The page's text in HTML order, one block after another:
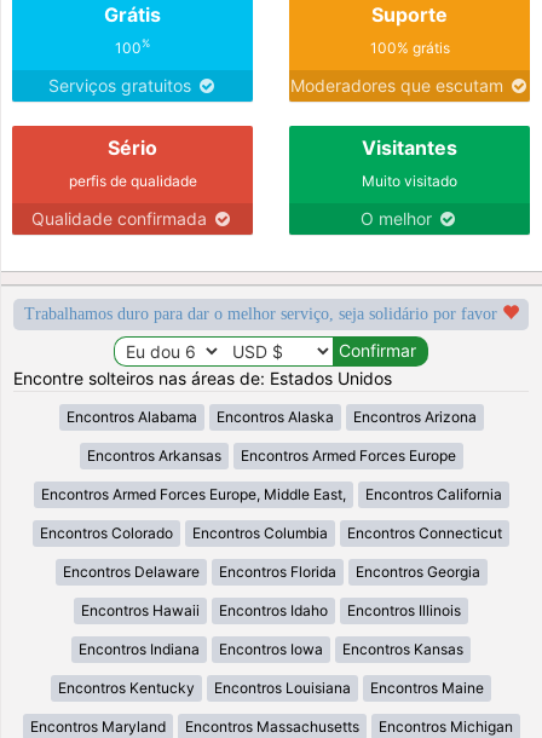
Grátis
100%
Serviços gratuitos
Suporte
100% grátis
Moderadores que escutam
Sério
perfis de qualidade
Qualidade confirmada
Visitantes
Muito visitado
O melhor
Trabalhamos duro para dar o melhor serviço, seja solidário por favor
Encontre solteiros nas áreas de: Estados Unidos
Encontros Alabama Encontros Alaska Encontros Arizona
Encontros Arkansas Encontros Armed Forces Europe
Encontros Armed Forces Europe, Middle East, Encontros California
Encontros Colorado Encontros Columbia Encontros Connecticut
Encontros Delaware Encontros Florida Encontros Georgia
Encontros Hawaii Encontros Idaho Encontros Illinois
Encontros Indiana Encontros Iowa Encontros Kansas
Encontros Kentucky Encontros Louisiana Encontros Maine
Encontros Maryland Encontros Massachusetts Encontros Michigan